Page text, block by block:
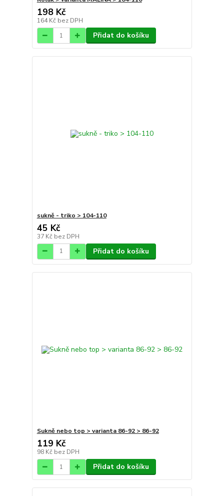
198 Kč
164 Kč bez DPH
Přidat do košíku
sukně - triko > 104-110
45 Kč
37 Kč bez DPH
Přidat do košíku
Sukně nebo top > varianta 86-92 > 86-92
119 Kč
98 Kč bez DPH
Přidat do košíku